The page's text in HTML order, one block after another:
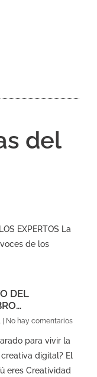
del
EXPERTOS La
de los
DEL
No hay comentarios
para vivir la
digital? El
eres Creatividad